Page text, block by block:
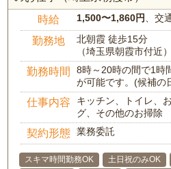
時給 1,500〜1,860円、交
勤務地
北朝霞 徒歩15分
（埼玉県朝霞市付近）
勤務時間
8時～20時の間で1時
が可能です。(候補の
仕事内容
キッチン、トイレ、
グ、その他のお掃除
契約形態 業務委託
スキマ時間勤務OK 土日祝のみOK